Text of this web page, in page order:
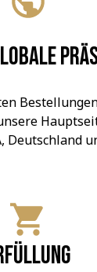
Deutschland